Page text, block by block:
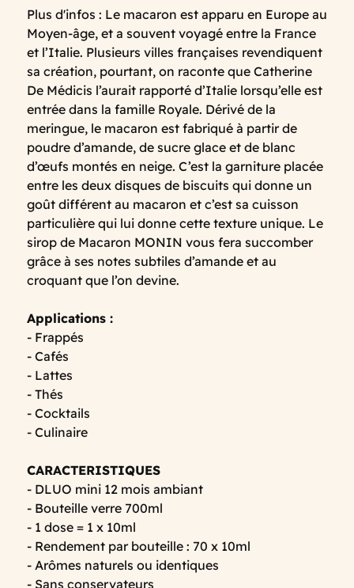
Plus d'infos : Le macaron est apparu en Europe au
Moyen-âge, et a souvent voyagé entre la France
et l’Italie. Plusieurs villes françaises revendiquent
sa création, pourtant, on raconte que Catherine
De Médicis l’aurait rapporté d’Italie lorsqu’elle est
entrée dans la famille Royale. Dérivé de la
meringue, le macaron est fabriqué à partir de
poudre d’amande, de sucre glace et de blanc
d’œufs montés en neige. C’est la garniture placée
entre les deux disques de biscuits qui donne un
goût différent au macaron et c’est sa cuisson
particulière qui lui donne cette texture unique. Le
sirop de Macaron MONIN vous fera succomber
grâce à ses notes subtiles d’amande et au
croquant que l’on devine.
Applications :
- Frappés
- Cafés
- Lattes
- Thés
- Cocktails
- Culinaire
CARACTERISTIQUES
- DLUO mini 12 mois ambiant
- Bouteille verre 700ml
- 1 dose = 1 x 10ml
- Rendement par bouteille : 70 x 10ml
- Arômes naturels ou identiques
- Sans conservateurs